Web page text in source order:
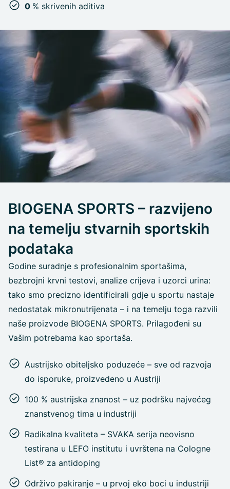
0 % skrivenih aditiva
BIOGENA SPORTS – razvijeno
na temelju stvarnih sportskih
podataka
Godine suradnje s profesionalnim sportašima,
bezbrojni krvni testovi, analize crijeva i uzorci urina:
tako smo precizno identificirali gdje u sportu nastaje
nedostatak mikronutrijenata – i na temelju toga razvili
naše proizvode BIOGENA SPORTS. Prilagođeni su
Vašim potrebama kao sportaša.
Austrijsko obiteljsko poduzeće – sve od razvoja
do isporuke, proizvedeno u Austriji
100 % austrijska znanost – uz podršku najvećeg
znanstvenog tima u industriji
Radikalna kvaliteta – SVAKA serija neovisno
testirana u LEFO institutu i uvrštena na Cologne
List® za antidoping
Održivo pakiranje – u prvoj eko boci u industriji